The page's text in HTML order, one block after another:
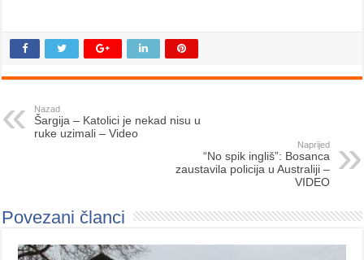
Nazad
Šargija – Katolici je nekad nisu u
ruke uzimali – Video
Naprijed
“No spik ingliš”: Bosanca
zaustavila policija u Australiji –
VIDEO
Povezani članci